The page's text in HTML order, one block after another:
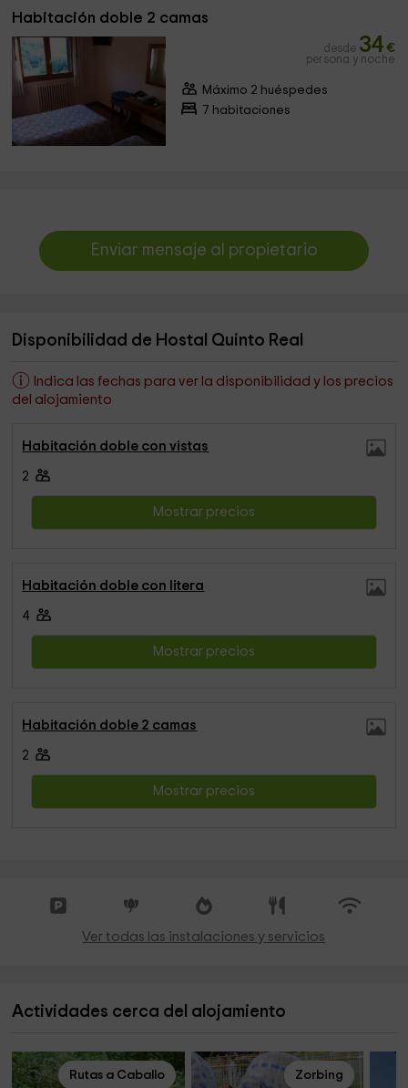
Habitación doble 2 camas
desde 34 €
persona y noche
Máximo 2 huéspedes
7 habitaciones
Enviar mensaje al propietario
Disponibilidad de Hostal Quinto Real
Indica las fechas para ver la disponibilidad y los precios
del alojamiento
Habitación doble con vistas
2
Mostrar precios
Habitación doble con litera
4
Mostrar precios
Habitación doble 2 camas
2
Mostrar precios
Ver todas las instalaciones y servicios
Actividades cerca del alojamiento
Rutas a Caballo Zorbing